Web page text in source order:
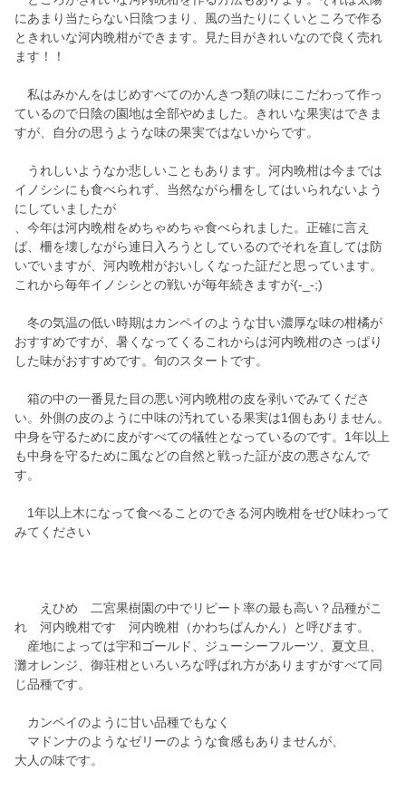
にあまり当たらない日陰つまり、風の当たりにくいところで作る
ときれいな河内晩柑ができます。見た目がきれいなので良く売れ
ます！！
私はみかんをはじめすべてのかんきつ類の味にこだわって作っ
ているので日陰の園地は全部やめました。きれいな果実はできま
すが、自分の思うような味の果実ではないからです。
うれしいようなか悲しいこともあります。河内晩柑は今までは
イノシシにも食べられず、当然ながら柵をしてはいられないよう
にしていましたが
、今年は河内晩柑をめちゃめちゃ食べられました。正確に言え
ば、柵を壊しながら連日入ろうとしているのでそれを直しては防
いでいますが、河内晩柑がおいしくなった証だと思っています。
これから毎年イノシシとの戦いが毎年続きますが(-_-;)
冬の気温の低い時期はカンペイのような甘い濃厚な味の柑橘が
おすすめですが、暑くなってくるこれからは河内晩柑のさっぱり
した味がおすすめです。旬のスタートです。
箱の中の一番見た目の悪い河内晩柑の皮を剥いでみてくださ
い。外側の皮のように中味の汚れている果実は1個もありません。
中身を守るために皮がすべての犠牲となっているのです。1年以上
も中身を守るために風などの自然と戦った証が皮の悪さなんで
す。
1年以上木になって食べることのできる河内晩柑をぜひ味わって
みてください
えひめ 二宮果樹園の中でリピート率の最も高い？品種がこ
れ 河内晩柑です 河内晩柑（かわちばんかん）と呼びます。
産地によっては宇和ゴールド、ジューシーフルーツ、夏文旦、
灘オレンジ、御荘柑といろいろな呼ばれ方がありますがすべて同
じ品種です。
カンペイのように甘い品種でもなく
マドンナのようなゼリーのような食感もありませんが、
大人の味です。